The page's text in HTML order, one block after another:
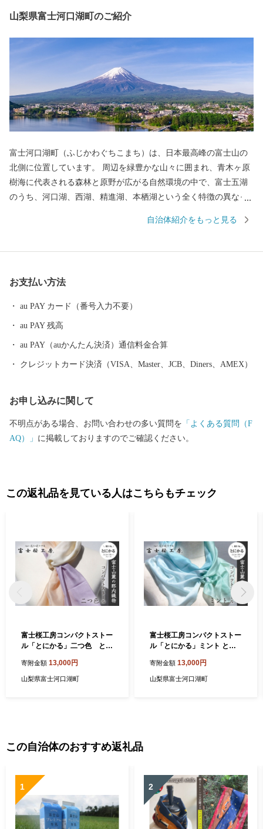
山梨県富士河口湖町のご紹介
富士河口湖町（ふじかわぐちこまち）は、日本最高峰の富士山の
北側に位置しています。 周辺を緑豊かな山々に囲まれ、青木ヶ原
樹海に代表される森林と原野が広がる自然環境の中で、富士五湖
のうち、河口湖、西湖、精進湖、本栖湖という全く特徴の異なっ
す。 南は富士山の傾斜地、北は御坂山系に挟まれた高原のため夏
す。 都心から車で約９０分の場所に位置する富士河口湖町では、
河口湖美術館や河口湖ステラシアターなどの文化・観光施設のほ
設も充実しています。 ハーブフェスティバルや紅葉まつりなど季
節を感じることのできるイベントのほかにも、富士山河口湖音楽
祭や、４つの湖で行われる花火大会、マラソンなど多彩なイベン
自治体紹介をもっと見る
お支払い方法
au PAY カード（番号入力不要）
au PAY 残高
au PAY（auかんたん決済）通信料金合算
クレジットカード決済（VISA、Master、JCB、Diners、AMEX）
お申し込みに関して
不明点がある場合、お問い合わせの多い質問を 「よくある質問（F
AQ）」 に掲載しておりますのでご確認ください。
この返礼品を見ている人はこちらもチェック
富士桜工房コンパクトストー
ル「とにかる」二つ色 とに
A4006
寄附金額 13,000円
山梨県富士河口湖町
富士桜工房コンパクトストー
ル「とにかる」ミント とに
A4003
寄附金額 13,000円
山梨県富士河口湖町
この自治体のおすすめ返礼品
1 2